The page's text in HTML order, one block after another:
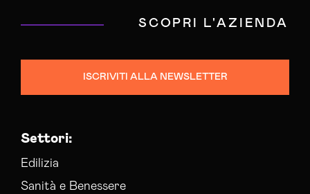
SCOPRI L'AZIENDA
ISCRIVITI ALLA NEWSLETTER
Settori:
Edilizia
Sanità e Benessere